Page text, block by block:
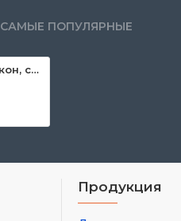
САМЫЕ ПОПУЛЯРНЫЕ
Pattex Premium силикон, санитарный, белый, 310 мл
Продукция